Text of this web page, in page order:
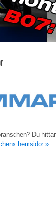
Du hittar
hemsidor »